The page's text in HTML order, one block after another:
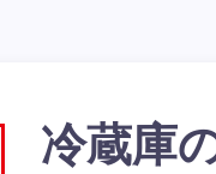
冷蔵庫